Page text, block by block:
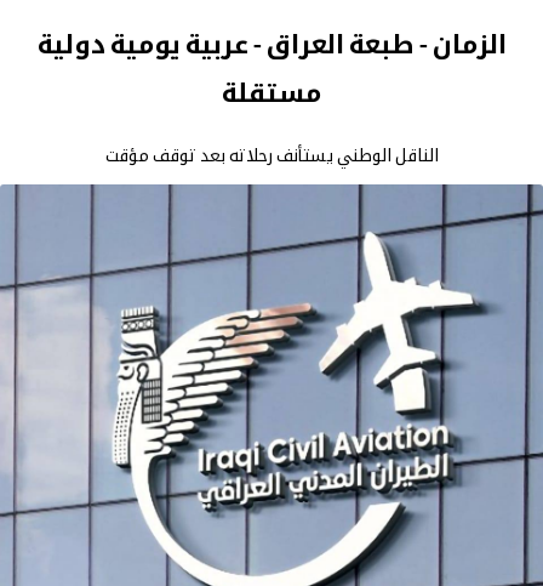
الزمان - طبعة العراق - عربية يومية دولية
مستقلة
الناقل الوطني يستأنف رحلاته بعد توقف مؤقت